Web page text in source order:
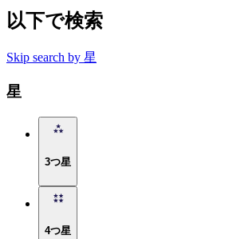
以下で検索
Skip search by 星
星
3つ星
4つ星